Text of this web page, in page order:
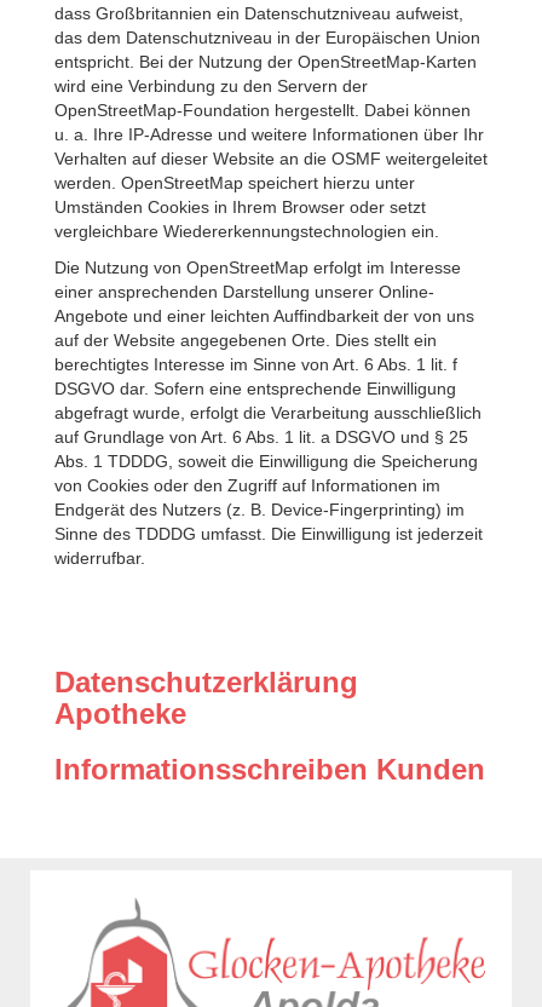
dass Großbritannien ein Datenschutzniveau aufweist,
das dem Datenschutzniveau in der Europäischen Union
entspricht. Bei der Nutzung der OpenStreetMap-Karten
wird eine Verbindung zu den Servern der
OpenStreetMap-Foundation hergestellt. Dabei können
u. a. Ihre IP-Adresse und weitere Informationen über Ihr
Verhalten auf dieser Website an die OSMF weitergeleitet
werden. OpenStreetMap speichert hierzu unter
Umständen Cookies in Ihrem Browser oder setzt
vergleichbare Wiedererkennungstechnologien ein.
Die Nutzung von OpenStreetMap erfolgt im Interesse
einer ansprechenden Darstellung unserer Online-
Angebote und einer leichten Auffindbarkeit der von uns
auf der Website angegebenen Orte. Dies stellt ein
berechtigtes Interesse im Sinne von Art. 6 Abs. 1 lit. f
DSGVO dar. Sofern eine entsprechende Einwilligung
abgefragt wurde, erfolgt die Verarbeitung ausschließlich
auf Grundlage von Art. 6 Abs. 1 lit. a DSGVO und § 25
Abs. 1 TDDDG, soweit die Einwilligung die Speicherung
von Cookies oder den Zugriff auf Informationen im
Endgerät des Nutzers (z. B. Device-Fingerprinting) im
Sinne des TDDDG umfasst. Die Einwilligung ist jederzeit
widerrufbar.
Datenschutzerklärung
Apotheke
Informationsschreiben Kunden